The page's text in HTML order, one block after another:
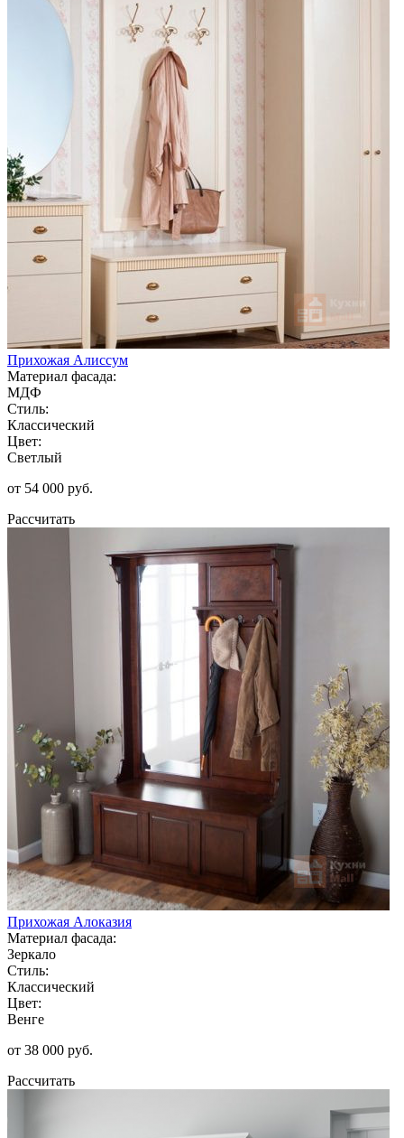
Прихожая Алиссум
Материал фасада:
МДФ
Стиль:
Классический
Цвет:
Светлый
от 54 000 руб.
Рассчитать
Прихожая Алоказия
Материал фасада:
Зеркало
Стиль:
Классический
Цвет:
Венге
от 38 000 руб.
Рассчитать